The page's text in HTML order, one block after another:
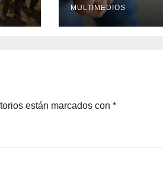
MULTIMEDIOS
están marcados con *